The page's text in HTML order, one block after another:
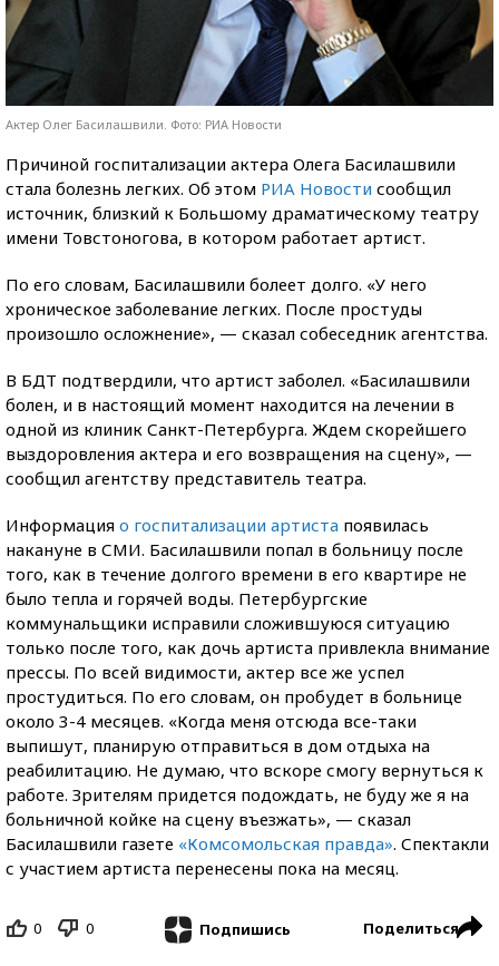
Актер Олег Басилашвили. Фото: РИА Новости
Причиной госпитализации актера Олега Басилашвили
стала болезнь легких. Об этом РИА Новости сообщил
источник, близкий к Большому драматическому театру
имени Товстоногова, в котором работает артист.
По его словам, Басилашвили болеет долго. «У него
хроническое заболевание легких. После простуды
произошло осложнение», — сказал собеседник агентства.
В БДТ подтвердили, что артист заболел. «Басилашвили
болен, и в настоящий момент находится на лечении в
одной из клиник Санкт-Петербурга. Ждем скорейшего
выздоровления актера и его возвращения на сцену», —
сообщил агентству представитель театра.
Информация о госпитализации артиста появилась
накануне в СМИ. Басилашвили попал в больницу после
того, как в течение долгого времени в его квартире не
было тепла и горячей воды. Петербургские
коммунальщики исправили сложившуюся ситуацию
только после того, как дочь артиста привлекла внимание
прессы. По всей видимости, актер все же успел
простудиться. По его словам, он пробудет в больнице
около 3-4 месяцев. «Когда меня отсюда все-таки
выпишут, планирую отправиться в дом отдыха на
реабилитацию. Не думаю, что вскоре смогу вернуться к
работе. Зрителям придется подождать, не буду же я на
больничной койке на сцену въезжать», — сказал
Басилашвили газете «Комсомольская правда». Спектакли
с участием артиста перенесены пока на месяц.
0 0 Подпишись Поделиться